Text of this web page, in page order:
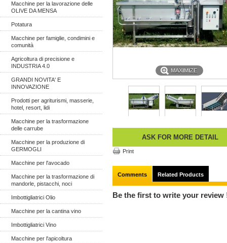
Macchine per la lavorazione delle
OLIVE DA MENSA
Potatura
Macchine per famiglie, condimini e
comunità
Agricoltura di precisione e
INDUSTRIA 4.0
GRANDI NOVITA' E
INNOVAZIONE
Prodotti per agriturismi, masserie,
hotel, resort, lidi
Macchine per la trasformazione
delle carrube
Macchine per la produzione di
GERMOGLI
Macchine per l'avocado
Macchine per la trasformazione di
mandorle, pistacchi, noci
Imbottigliatrici Olio
Macchine per la cantina vino
Imbottigliatrici Vino
Macchine per l'apicoltura
MAXIMIZE
ASK FOR MORE DETAIL
Print
Comments Related Products
Be the first to write your review